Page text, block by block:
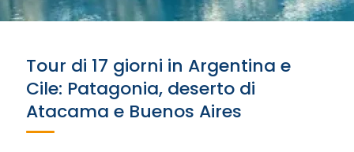
Tour di 17 giorni in Argentina e
Cile: Patagonia, deserto di
Atacama e Buenos Aires